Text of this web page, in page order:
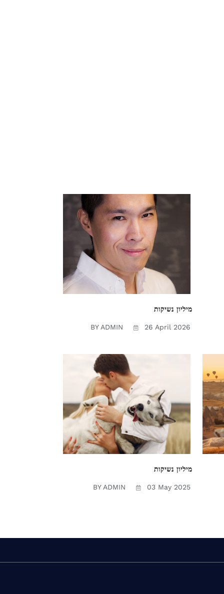
מיליון נשיקות
BY ADMIN 26 April 2026
מיליון נשיקות
BY ADMIN 03 May 2025